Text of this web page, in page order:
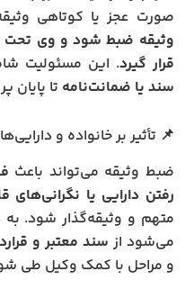
صورت عجز یا کوتاهی
وثیقه ضبط شود و وی تحت
قرار گیرد. این مسئولیت
سند یا ضمانت‌نامه تا پایان
📌 تأثیر بر خانواده و
ضبط وثیقه می‌تواند باعث
رفتن دارایی یا نگرانی‌های
متهم و وثیقه‌گذار شود.
می‌شود از سند معتبر و
و مراحل با کمک وکیل طی